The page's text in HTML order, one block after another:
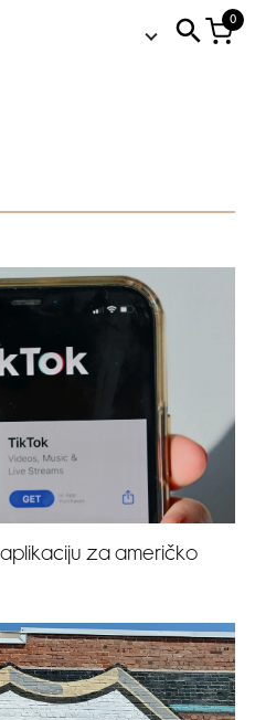
0
aplikaciju za američko